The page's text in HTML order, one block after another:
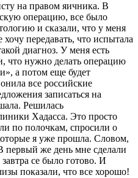
на правом яичника. В
операцию, все было
и сказали, что у меня
передавать, что испытала
диагноз. У меня есть
что нужно делать операцию
а потом еще будет
все российские
записаться на
Решилась
Хадасса. Это просто
по полочкам, спросили о
я уже прошла. Словом,
первый же день мне сделали
се было готово. И
показали, что все хорошо!